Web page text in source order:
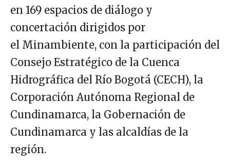
en 169 espacios de diálogo y
concertación dirigidos por
el Minambiente, con la participación del
Consejo Estratégico de la Cuenca
Hidrográfica del Río Bogotá (CECH), la
Corporación Autónoma Regional de
Cundinamarca, la Gobernación de
Cundinamarca y las alcaldías de la
región.